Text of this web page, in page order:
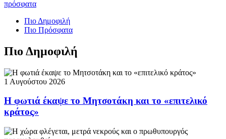
πρόσφατα
Πιο Δημοφιλή
Πιο Πρόσφατα
Πιο Δημοφιλή
1 Αυγούστου 2026
Η φωτιά έκαψε το Μητσοτάκη και το «επιτελικό
κράτος»